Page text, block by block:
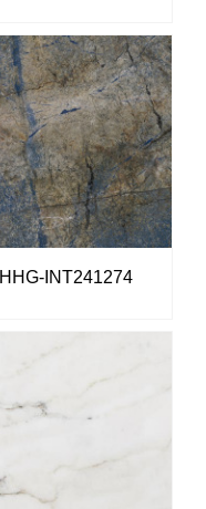
HHG-INT241274